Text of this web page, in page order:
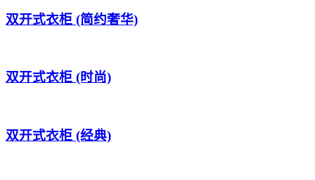
双开式衣柜 (简约奢华)
双开式衣柜 (时尚)
双开式衣柜 (经典)